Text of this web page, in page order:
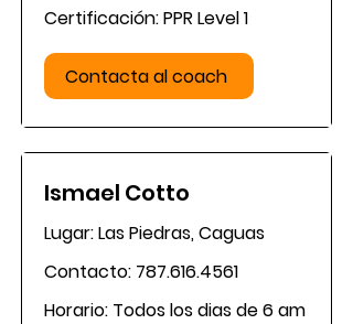
Certificación: PPR Level 1
Contacta al coach
Ismael Cotto
Lugar: Las Piedras, Caguas
Contacto: 787.616.4561
Horario: Todos los dias de 6 am